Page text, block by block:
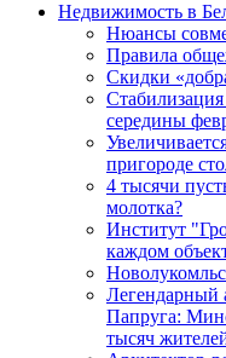
Недвижимость в
Нюансы
Правила
Скидки
середины
пригороде
4 тысячи
молотка?
Институт
каждом
Легендарный
Папруга:
тысяч